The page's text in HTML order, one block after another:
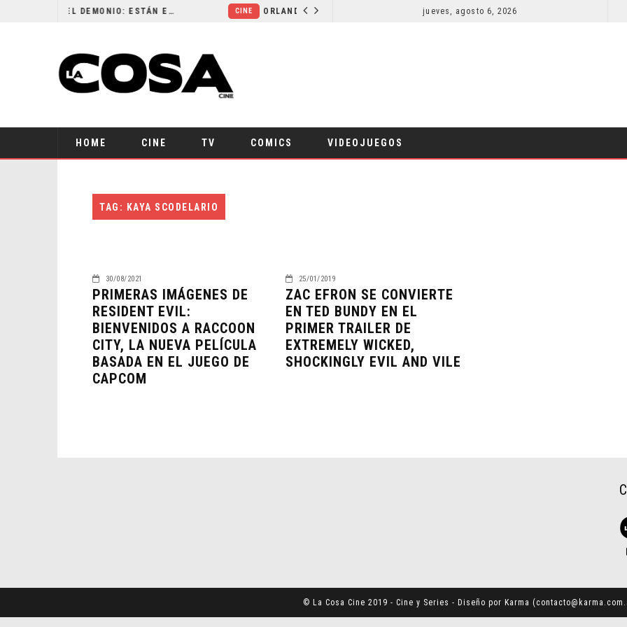
LA NOCHE DEL DEMONIO: ESTÁN ENTRE NOSOTROS – TRAILER FINAL CINE
jueves, agosto 6, 2026
HOME CINE TV COMICS VIDEOJUEGOS
TAG: KAYA SCODELARIO
30/08/2021
PRIMERAS IMÁGENES DE
RESIDENT EVIL:
BIENVENIDOS A RACCOON
CITY, LA NUEVA PELÍCULA
BASADA EN EL JUEGO DE
CAPCOM
25/01/2019
ZAC EFRON SE CONVIERTE
EN TED BUNDY EN EL
PRIMER TRAILER DE
EXTREMELY WICKED,
SHOCKINGLY EVIL AND VILE
© La Cosa Cine 2019 - Cine y Series - Diseño por Karma (